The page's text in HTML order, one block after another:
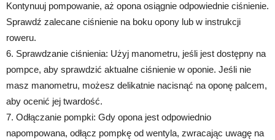
Kontynuuj pompowanie, aż opona osiągnie odpowiednie ciśnienie.
Sprawdź zalecane ciśnienie na boku opony lub w instrukcji
roweru.
6. Sprawdzanie ciśnienia: Użyj manometru, jeśli jest dostępny na
pompce, aby sprawdzić aktualne ciśnienie w oponie. Jeśli nie
masz manometru, możesz delikatnie nacisnąć na oponę palcem,
aby ocenić jej twardość.
7. Odłączanie pompki: Gdy opona jest odpowiednio
napompowana, odłącz pompkę od wentyla, zwracając uwagę na